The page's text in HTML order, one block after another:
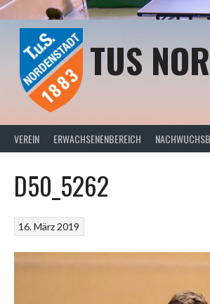
Springe
zum
TUS
VEREIN ERWACHSENENBEREICH
D50_5262
16. März 2019